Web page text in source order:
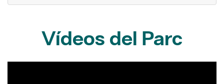
Vídeos del Parc